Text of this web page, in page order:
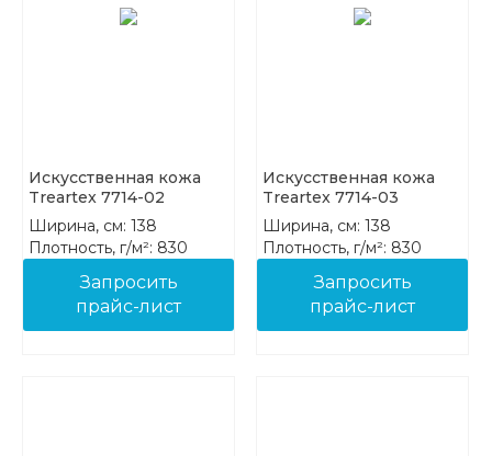
Искусственная кожа
Treartex 7714-02
Ширина, см: 138
Плотность, г/м²: 830
Запросить
прайс-лист
Искусственная кожа
Treartex 7714-03
Ширина, см: 138
Плотность, г/м²: 830
Запросить
прайс-лист